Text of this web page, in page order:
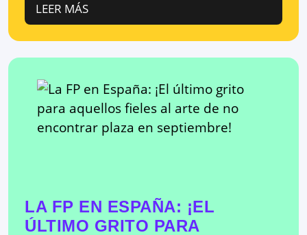
LEER MÁS
LA FP EN ESPAÑA: ¡EL
ÚLTIMO GRITO PARA